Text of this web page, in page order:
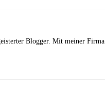
Blogger. Mit meiner Firma